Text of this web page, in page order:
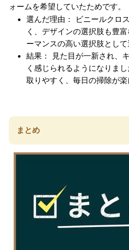
ォームを希望していたためです。
選んだ理由 ： ビニールクロ
く、デザインの選択肢も豊
ーマンスの高い選択肢として
結果： 見た目が一新され、
く感じられるようになりま
取りやすく、毎日の掃除が楽
まとめ